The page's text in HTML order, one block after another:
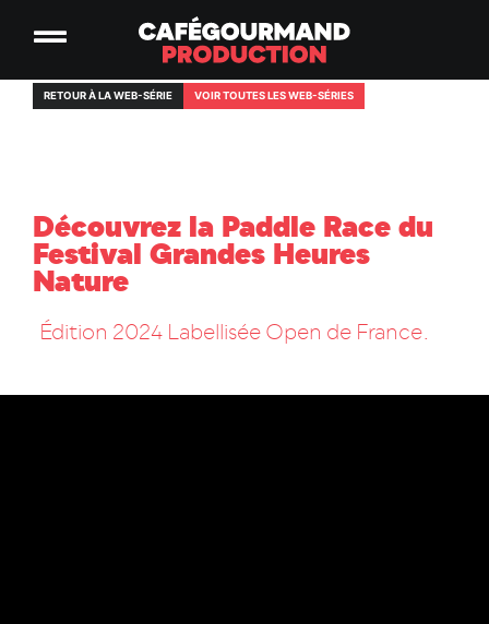
RETOUR À LA WEB-SÉRIE VOIR TOUTES LES WEB-SÉRIES
Découvrez la Paddle Race du
Festival Grandes Heures
Nature
Édition 2024 Labellisée Open de France.